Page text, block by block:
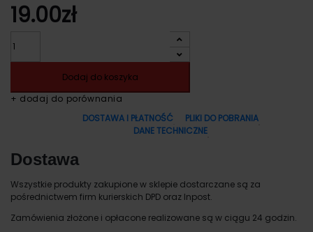
19.00zł
Dodaj do koszyka
+ dodaj do porównania
DOSTAWA I PŁATNOŚĆ
PLIKI DO POBRANIA
DANE TECHNICZNE
Dostawa
Wszystkie produkty zakupione w sklepie dostarczane są za
pośrednictwem firm kurierskich DPD oraz Inpost.
Zamówienia złożone i opłacone realizowane są w ciągu 24 godzin.